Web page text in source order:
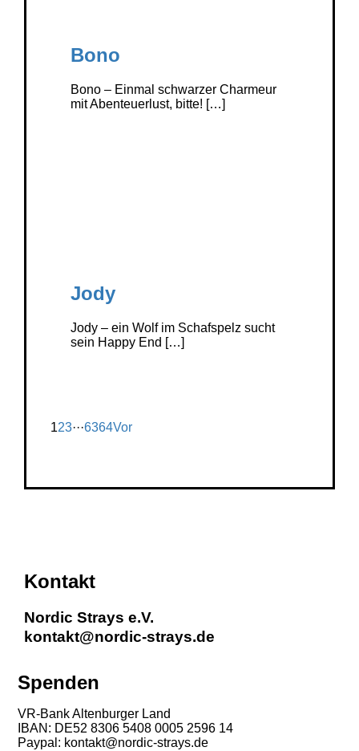
Bono
Bono – Einmal schwarzer Charmeur
mit Abenteuerlust, bitte! […]
Jody
Jody – ein Wolf im Schafspelz sucht
sein Happy End […]
123···6364Vor
Kontakt
Nordic Strays e.V.
kontakt@nordic-strays.de
Spenden
VR-Bank Altenburger Land
IBAN: DE52 8306 5408 0005 2596 14
Paypal: kontakt@nordic-strays.de